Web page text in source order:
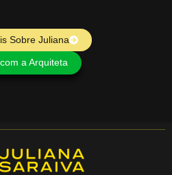
Sobre Juliana
a Arquiteta